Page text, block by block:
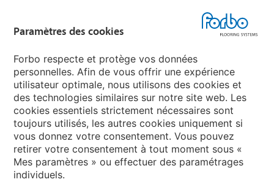
My Forbo
LEXIQUE
PLAN DU SITE
Paramètres des cookies
Forbo respecte et protège vos données
personnelles. Afin de vous offrir une expérience
utilisateur optimale, nous utilisons des cookies et
des technologies similaires sur notre site web. Les
cookies essentiels strictement nécessaires sont
toujours utilisés, les autres cookies uniquement si
vous donnez votre consentement. Vous pouvez
retirer votre consentement à tout moment sous «
Mes paramètres » ou effectuer des paramétrages
individuels.